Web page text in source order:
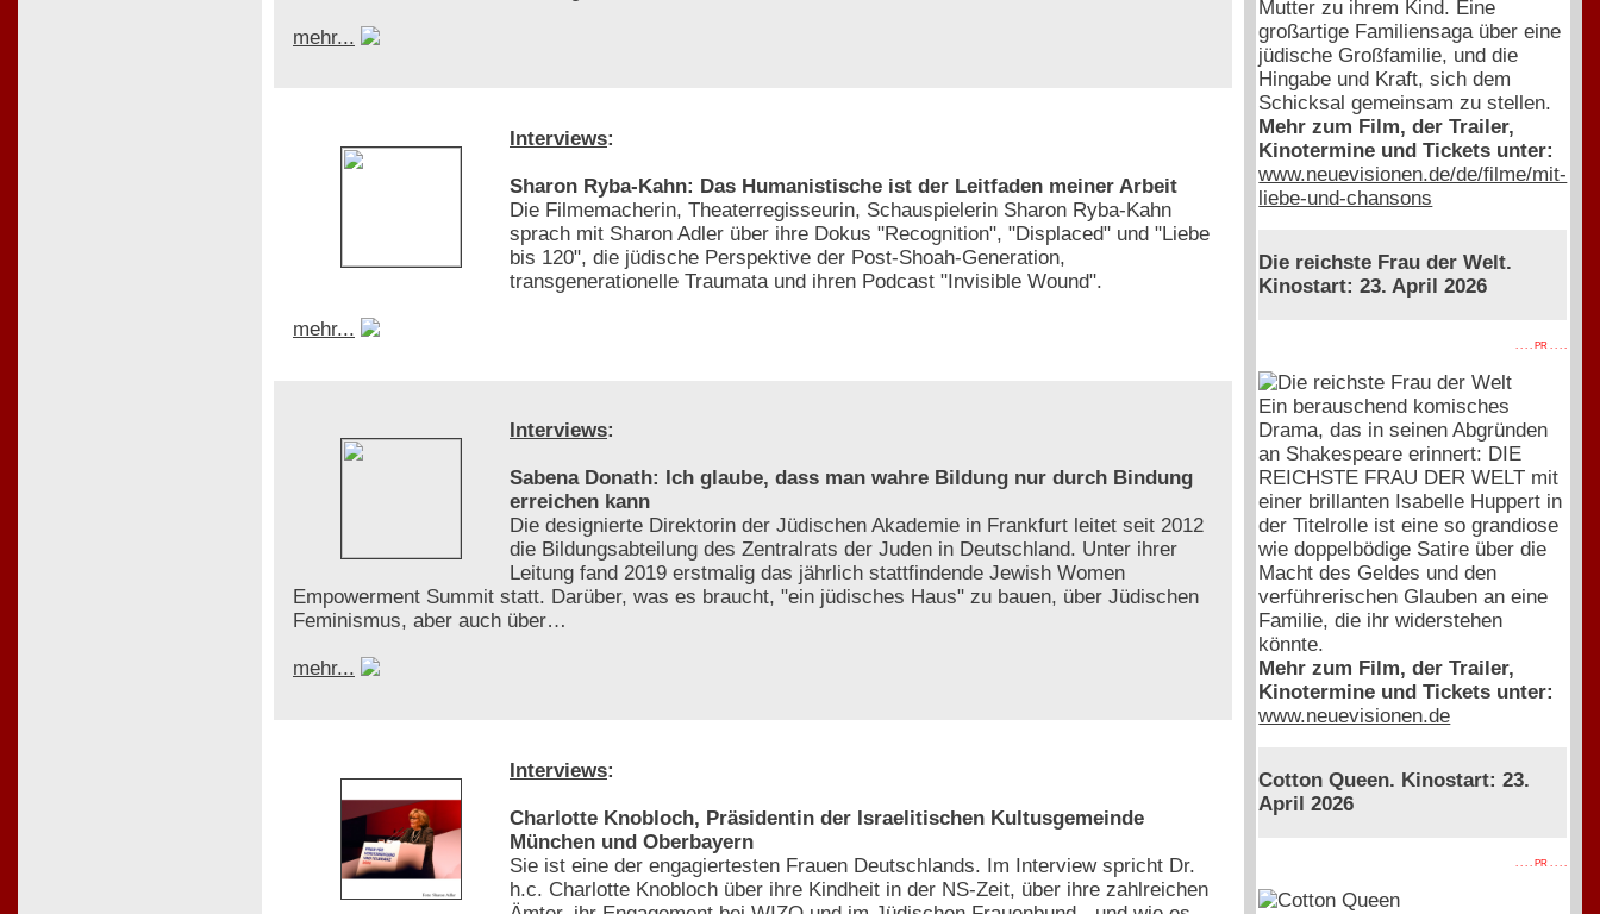
mehr...
Interviews:
Sharon Ryba-Kahn: Das Humanistische ist der Leitfaden meiner Arbeit
Die Filmemacherin, Theaterregisseurin, Schauspielerin Sharon Ryba-Kahn
sprach mit Sharon Adler über ihre Dokus "Recognition", "Displaced" und "Liebe
bis 120", die jüdische Perspektive der Post-Shoah-Generation,
transgenerationelle Traumata und ihren Podcast "Invisible Wound".
mehr...
Interviews:
Sabena Donath: Ich glaube, dass man wahre Bildung nur durch Bindung
erreichen kann
Die designierte Direktorin der Jüdischen Akademie in Frankfurt leitet seit 2012
die Bildungsabteilung des Zentralrats der Juden in Deutschland. Unter ihrer
Leitung fand 2019 erstmalig das jährlich stattfindende Jewish Women
Empowerment Summit statt. Darüber, was es braucht, "ein jüdisches Haus" zu bauen, über Jüdischen
Feminismus, aber auch über…
mehr...
Interviews:
Charlotte Knobloch, Präsidentin der Israelitischen Kultusgemeinde
München und Oberbayern
Sie ist eine der engagiertesten Frauen Deutschlands. Im Interview spricht Dr.
h.c. Charlotte Knobloch über ihre Kindheit in der NS-Zeit, über ihre zahlreichen
Mutter zu ihrem Kind. Eine
großartige Familiensaga über eine
jüdische Großfamilie, und die
Hingabe und Kraft, sich dem
Schicksal gemeinsam zu stellen.
Mehr zum Film, der Trailer,
Kinotermine und Tickets unter:
www.neuevisionen.de/de/filme/mit-
liebe-und-chansons
Die reichste Frau der Welt.
Kinostart: 23. April 2026
. . . . PR . . . .
Ein berauschend komisches
Drama, das in seinen Abgründen
an Shakespeare erinnert: DIE
REICHSTE FRAU DER WELT mit
einer brillanten Isabelle Huppert in
der Titelrolle ist eine so grandiose
wie doppelbödige Satire über die
Macht des Geldes und den
verführerischen Glauben an eine
Familie, die ihr widerstehen
könnte.
Mehr zum Film, der Trailer,
Kinotermine und Tickets unter:
www.neuevisionen.de
Cotton Queen. Kinostart: 23.
April 2026
. . . . PR . . . .